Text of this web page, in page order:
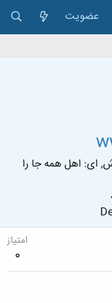
عضویت
ای: اهل همه جا را
امتیاز
0